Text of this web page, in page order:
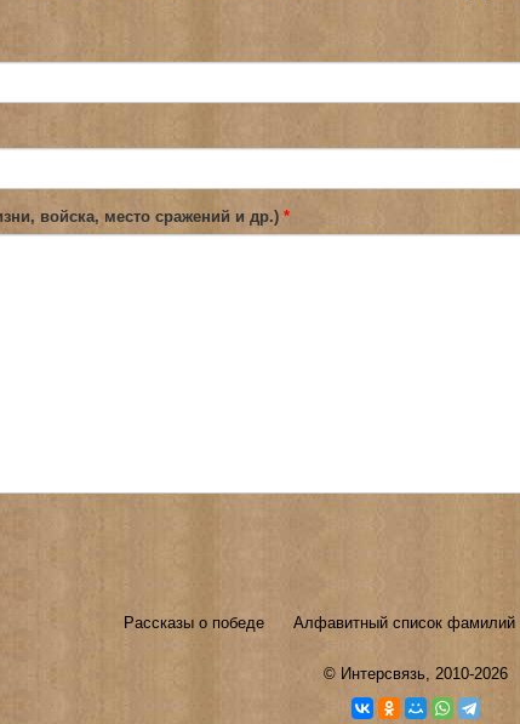
войска, место сражений и др.) *
Рассказы о победе Алфавитный список фамилий
© Интерсвязь , 2010-2026